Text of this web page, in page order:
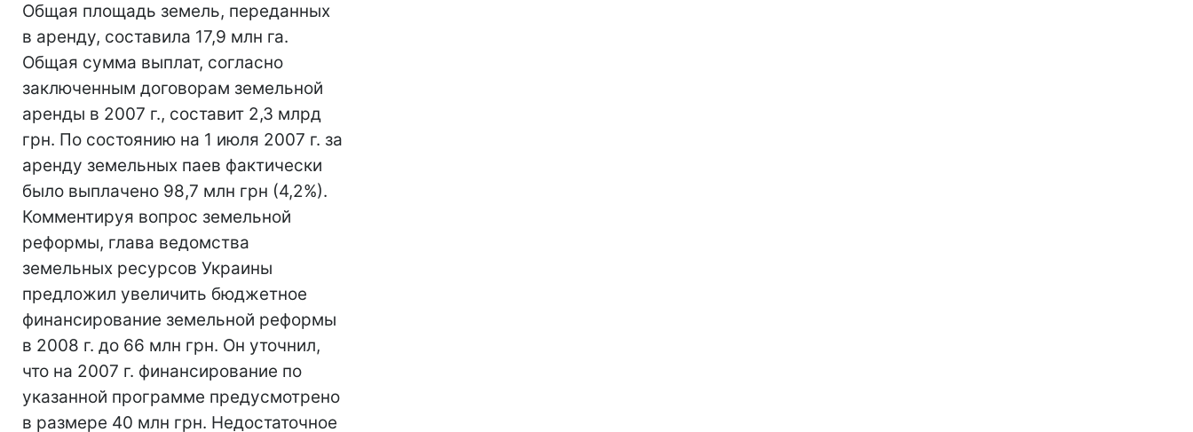
Общая площадь земель, переданных
в аренду, составила 17,9 млн га.
Общая сумма выплат, согласно
заключенным договорам земельной
аренды в 2007 г., составит 2,3 млрд
грн. По состоянию на 1 июля 2007 г. за
аренду земельных паев фактически
было выплачено 98,7 млн грн (4,2%).
Комментируя вопрос земельной
реформы, глава ведомства
земельных ресурсов Украины
предложил увеличить бюджетное
финансирование земельной реформы
в 2008 г. до 66 млн грн. Он уточнил,
что на 2007 г. финансирование по
указанной программе предусмотрено
в размере 40 млн грн. Недостаточное